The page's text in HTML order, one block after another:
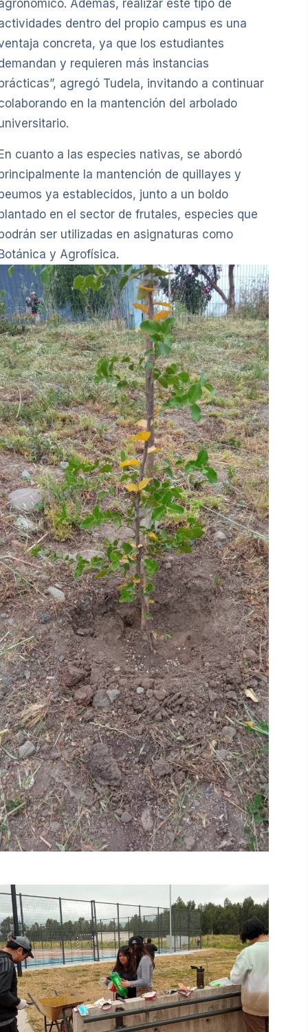
Además, realizar este tipo de
dentro del propio campus es una
concreta, ya que los estudiantes
y requieren más instancias
agregó Tudela, invitando a continuar
en la mantención del arbolado
cuanto a las especies nativas, se abordó
la mantención de quillayes y
ya establecidos, junto a un boldo
en el sector de frutales, especies que
ser utilizadas en asignaturas como
y Agrofísica.